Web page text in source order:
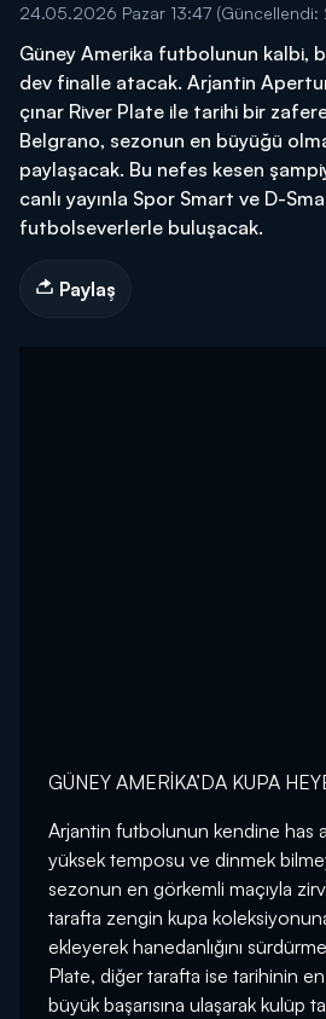
24.05.2026 Pazar 13:47
Güney Amerika futbolunun kalbi,
dev finalle atacak. Arjantin
çınar River Plate ile tarihi bir
Belgrano, sezonun en büyüğü
paylaşacak. Bu nefes kesen
canlı yayınla Spor Smart ve D-
futbolseverlerle buluşacak.
Paylaş
GÜNEY AMERİKA’DA KUPA
Arjantin futbolunun kendine has
yüksek temposu ve dinmek
sezonun en görkemli maçıyla
tarafta zengin kupa
ekleyerek hanedanlığını
Plate, diğer tarafta ise tarihinin
büyük başarısına ulaşarak kulüp